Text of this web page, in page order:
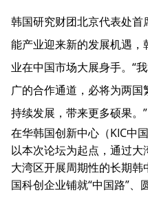
韩国研究财团北京代表处
能产业迎来新的发展机遇
业在中国市场大展身手。“
广的合作通道，必将为两
持续发展，带来更多硕果。”
在华韩国创新中心（KIC中
以本次论坛为起点，通过
大湾区开展周期性的长期
国科创企业铺就“中国路”、